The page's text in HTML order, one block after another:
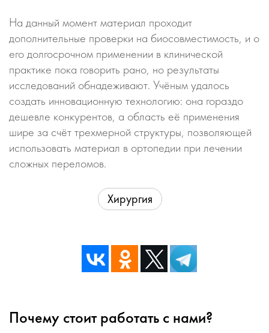
На данный момент материал проходит
дополнительные проверки на биосовместимость, и о
его долгосрочном применении в клинической
практике пока говорить рано, но результаты
исследований обнадеживают. Учёным удалось
создать инновационную технологию: она гораздо
дешевле конкурентов, а область её применения
шире за счёт трехмерной структуры, позволяющей
использовать материал в ортопедии при лечении
сложных переломов.
Хирургия
Почему стоит работать с нами?